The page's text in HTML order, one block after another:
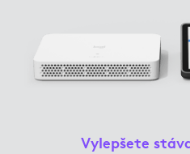
Vylepšete